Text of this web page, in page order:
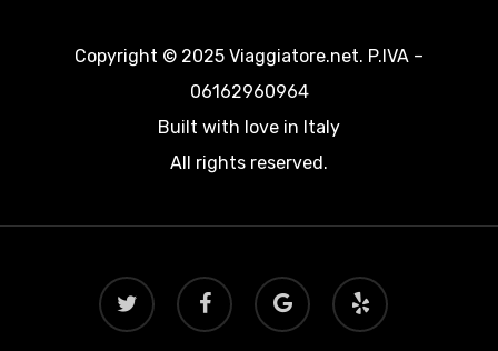
Copyright © 2025 Viaggiatore.net. P.IVA –
06162960964
Built with love in Italy
All rights reserved.
twitter facebook
google-
plus
yelp